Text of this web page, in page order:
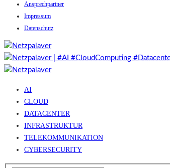
Ansprechpartner
Impressum
Datenschutz
AI
CLOUD
DATACENTER
INFRASTRUKTUR
TELEKOMMUNIKATION
CYBERSECURITY